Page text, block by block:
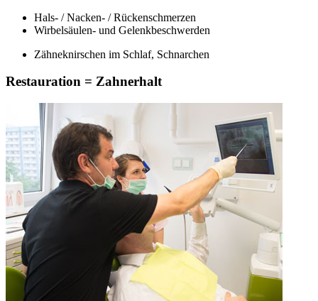
Hals- / Nacken- / Rückenschmerzen
Wirbelsäulen- und Gelenkbeschwerden
Zähneknirschen im Schlaf, Schnarchen
Restauration = Zahnerhalt